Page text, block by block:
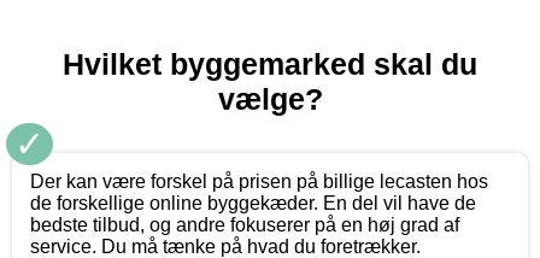
Hvilket byggemarked skal du
vælge?
✓
Der kan være forskel på prisen på billige lecasten hos
de forskellige online byggekæder. En del vil have de
bedste tilbud, og andre fokuserer på en høj grad af
service. Du må tænke på hvad du foretrækker.